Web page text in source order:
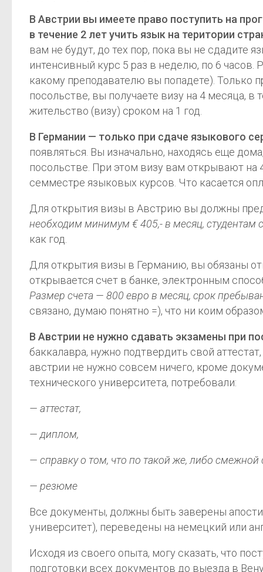
В Австрии вы имеете право поступить на
в течение 2 лет учить язык на територии
вам не будут, до тех пор, пока вы не сдадите
интенсивный курс 5 раз в неделю, по 6 часов.
какому преподавателю вы попадете). Только
посольстве, вы получаете визу на 4 месяца,
жительство (визу) сроком на 1 год.
В Германии — только при сдаче языкового
появляться. Вы изначально, находясь еще
посольстве. При этом визу вам открывают на
семместре языковых курсов. Что касается
Для открытия визы в Австрию вы должны
необходим минимум € 405,- в месяц,
как год.
Для открытия визы в Германию, вы обязаны
открывается счет в банке, электронным
Размер счета — 800 евро в месяц, срок
связано, думаю понятно =), что ни коим
В Австрии не нужно сдавать экзамены при
баккалавра, нужно подтвердить свой
австрии не нужно совсем ничего, кроме
технического университета, потребовали:
— аттестат,
— диплом,
— справку о том, что по такой же, либо смежной
— резюме
Все документы, должны быть заверены
университет), переведены на немецкий или
Исходя из своего опыта, могу сказать, что
подготовки всех документов до выезда в